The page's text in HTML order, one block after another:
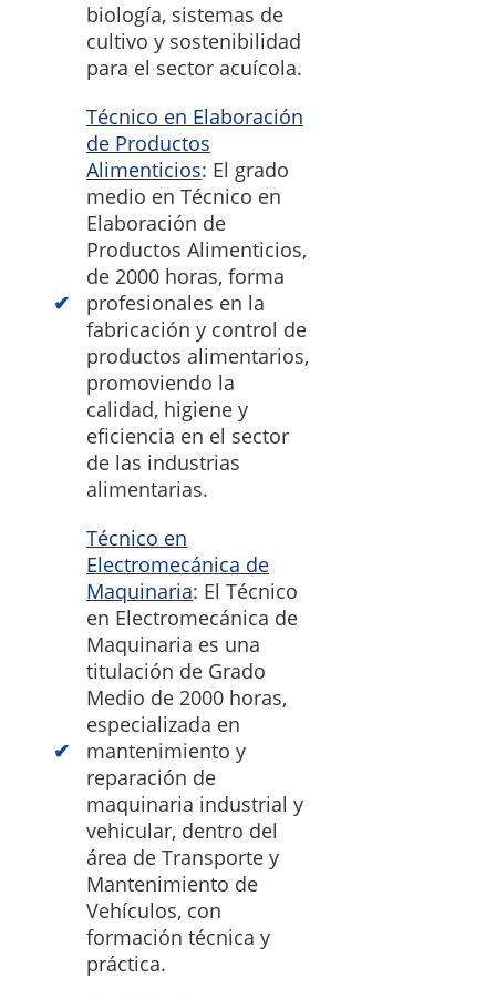
biología, sistemas de
cultivo y sostenibilidad
para el sector acuícola.
Técnico en Elaboración
de Productos
Alimenticios: El grado
medio en Técnico en
Elaboración de
Productos Alimenticios,
de 2000 horas, forma
profesionales en la
fabricación y control de
productos alimentarios,
promoviendo la
calidad, higiene y
eficiencia en el sector
de las industrias
alimentarias.
Técnico en
Electromecánica de
Maquinaria: El Técnico
en Electromecánica de
Maquinaria es una
titulación de Grado
Medio de 2000 horas,
especializada en
mantenimiento y
reparación de
maquinaria industrial y
vehicular, dentro del
área de Transporte y
Mantenimiento de
Vehículos, con
formación técnica y
práctica.